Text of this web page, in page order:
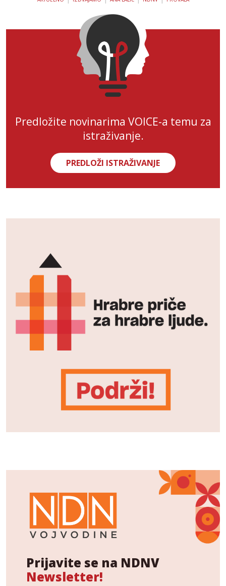
Predložite novinarima VOICE-a temu za
istraživanje.
PREDLOŽI ISTRAŽIVANJE
Prijavite se na NDNV
Newsletter!